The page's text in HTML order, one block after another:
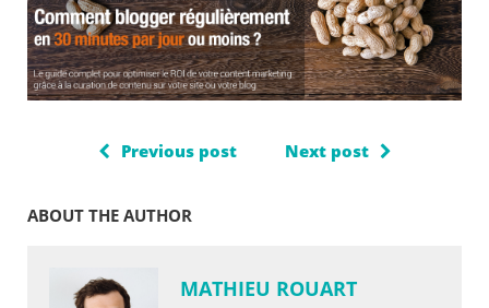
Previous post Next post
ABOUT THE AUTHOR
MATHIEU ROUART